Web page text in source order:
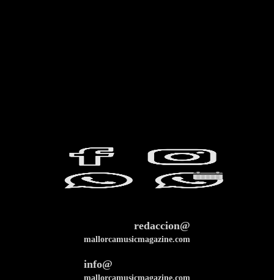
redaccion@
mallorcamusicmagazine.com
info@
mallorcamusicmagazine.com